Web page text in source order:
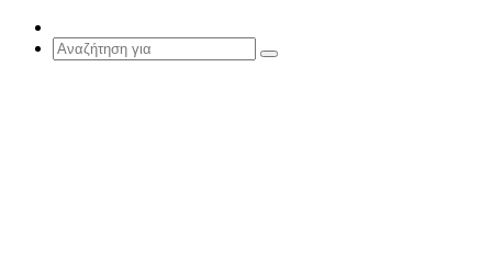
Article
Αναζήτηση